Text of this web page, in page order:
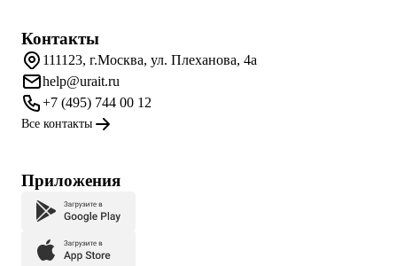
Контакты
111123, г.Москва, ул. Плеханова, 4а
help@urait.ru
+7 (495) 744 00 12
Все контакты
Приложения